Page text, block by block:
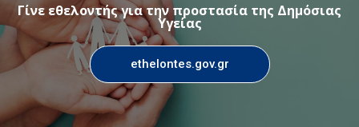
Γίνε εθελοντής για την προστασία της Δημόσιας
Υγείας
ethelontes.gov.gr